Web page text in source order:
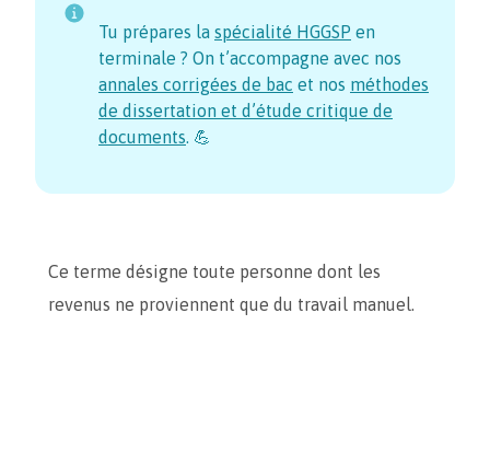
Tu prépares la spécialité HGGSP en
terminale ? On t’accompagne avec nos
annales corrigées de bac et nos méthodes
de dissertation et d’étude critique de
documents. 💪
Ce terme désigne toute personne dont les
revenus ne proviennent que du travail manuel.